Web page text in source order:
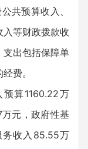
预算收入、
等财政拨款收
支出包括保障单
费。
算1160.22万
元，政府性基
收入85.55万